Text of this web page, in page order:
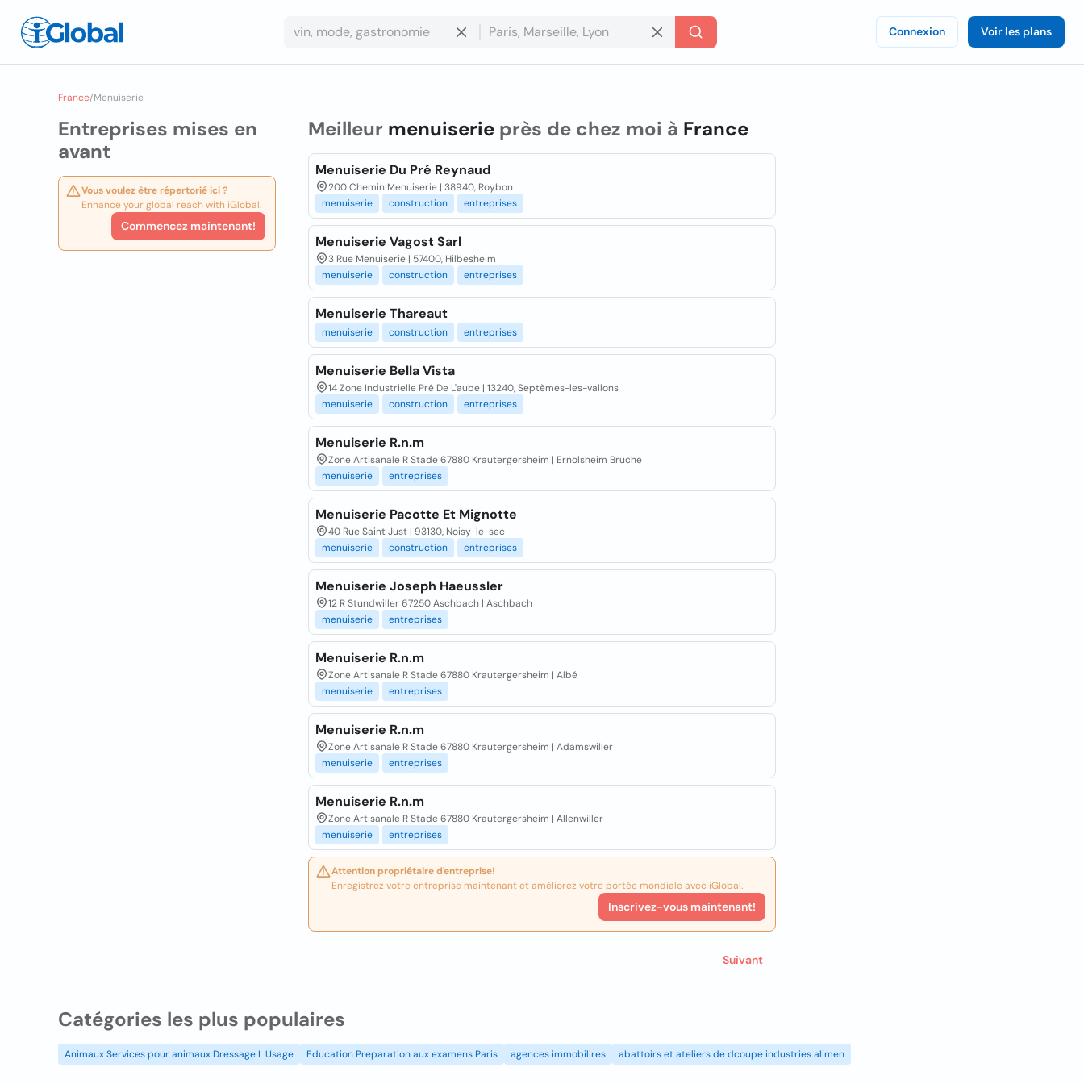
Connexion Voir les plans
France/Menuiserie
Entreprises mises en
avant
Vous voulez être répertorié ici ?
Enhance your global reach with iGlobal.
Commencez maintenant!
Meilleur menuiserieprès de chez moi à France
Menuiserie Du Pré Reynaud
200 Chemin Menuiserie | 38940, Roybon
menuiserie
construction entreprises
Menuiserie Vagost Sarl
3 Rue Menuiserie | 57400, Hilbesheim
menuiserie
construction entreprises
Menuiserie Thareaut
menuiserie construction entreprises
Menuiserie Bella Vista
14 Zone Industrielle Pré De L'aube | 13240, Septèmes-les-vallons
menuiserie
construction entreprises
Menuiserie R.n.m
Zone Artisanale R Stade 67880 Krautergersheim | Ernolsheim Bruche
menuiserie
entreprises
Menuiserie Pacotte Et Mignotte
40 Rue Saint Just | 93130, Noisy-le-sec
menuiserie
construction entreprises
Menuiserie Joseph Haeussler
12 R Stundwiller 67250 Aschbach | Aschbach
menuiserie
entreprises
Menuiserie R.n.m
Zone Artisanale R Stade 67880 Krautergersheim | Albé
menuiserie
entreprises
Menuiserie R.n.m
Zone Artisanale R Stade 67880 Krautergersheim | Adamswiller
menuiserie
entreprises
Menuiserie R.n.m
Zone Artisanale R Stade 67880 Krautergersheim | Allenwiller
menuiserie
entreprises
Attention propriétaire d'entreprise!
Enregistrez votre entreprise maintenant et améliorez votre portée mondiale avec iGlobal.
Inscrivez-vous maintenant!
Suivant
Catégories les plus populaires
Animaux Services pour animaux Dressage L Usage Education Preparation aux examens Paris agences immobilires abattoirs et ateliers de dcoupe industries alimen